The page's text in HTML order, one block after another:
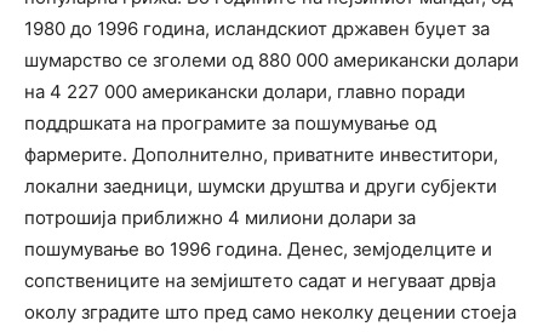
1980 до 1996 година, исландскиот државен буџет за
шумарство се зголеми од 880 000 американски долари
на 4 227 000 американски долари, главно поради
поддршката на програмите за пошумување од
фармерите. Дополнително, приватните инвеститори,
локални заедници, шумски друштва и други субјекти
потрошија приближно 4 милиони долари за
пошумување во 1996 година. Денес, земјоделците и
сопствениците на земјиштето садат и негуваат дрвја
околу зградите што пред само неколку децении стоеја